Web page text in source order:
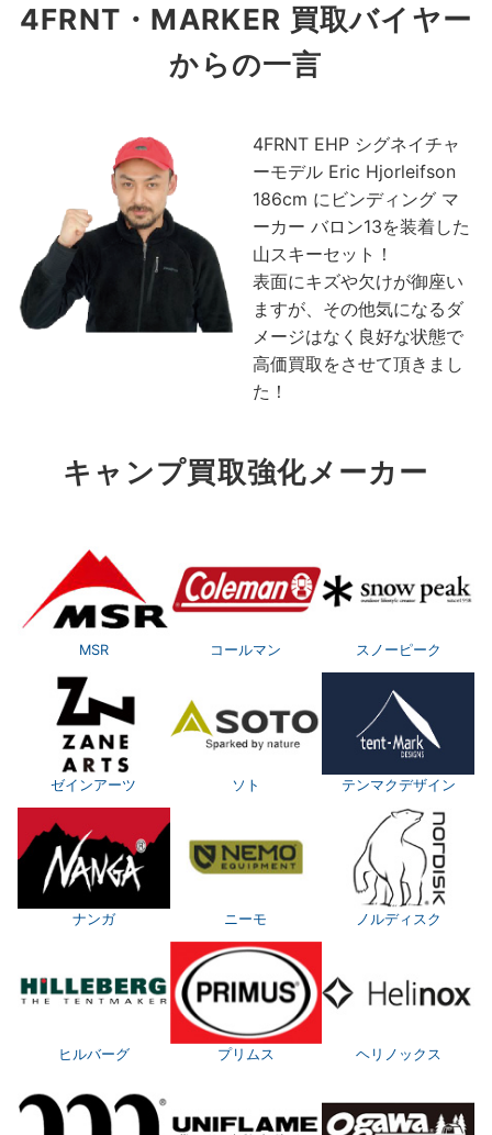
4FRNT・MARKER 買取バイヤー
からの一言
4FRNT EHP シグネイチャ
ーモデル Eric Hjorleifson
186cm にビンディング マ
ーカー バロン13を装着した
山スキーセット！
表面にキズや欠けが御座い
ますが、その他気になるダ
メージはなく良好な状態で
高価買取をさせて頂きまし
た！
キャンプ買取強化メーカー
MSR コールマン スノーピーク
ゼインアーツ ソト テンマクデザイン
ナンガ ニーモ ノルディスク
ヒルバーグ プリムス ヘリノックス